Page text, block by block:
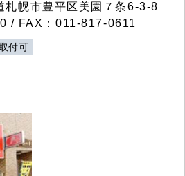
幌市豊平区美園７条6-3-8
/ FAX：011-817-0611
付可